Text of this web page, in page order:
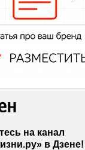
на канал
в Дзене!